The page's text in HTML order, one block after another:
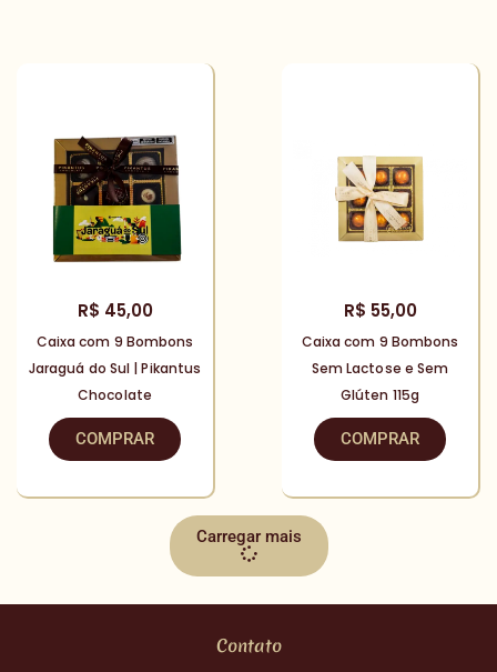
R$ 45,00
Caixa com 9 Bombons
Jaraguá do Sul | Pikantus
Chocolate
COMPRAR
R$ 55,00
Caixa com 9 Bombons
Sem Lactose e Sem
Glúten 115g
COMPRAR
Carregar mais
Contato